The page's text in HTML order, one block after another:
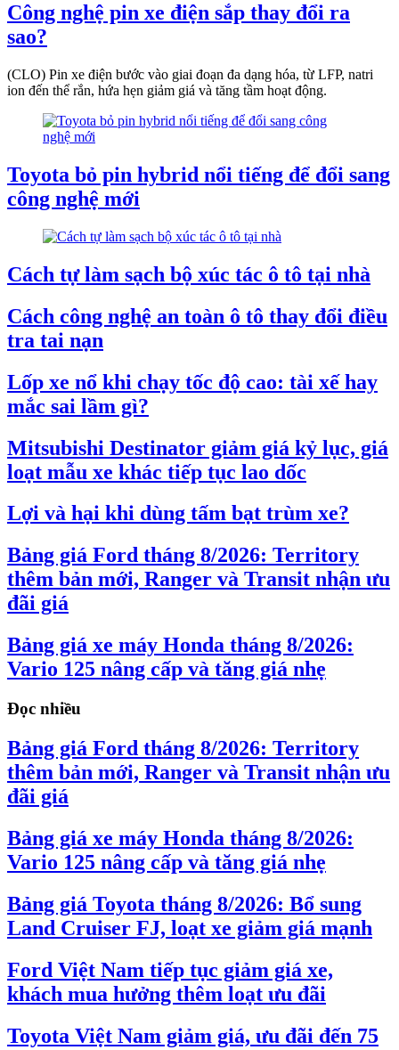
Công nghệ pin xe điện sắp thay đổi ra
sao?
(CLO) Pin xe điện bước vào giai đoạn đa dạng hóa, từ LFP, natri
ion đến thể rắn, hứa hẹn giảm giá và tăng tầm hoạt động.
Toyota bỏ pin hybrid nổi tiếng để đổi sang
công nghệ mới
Cách tự làm sạch bộ xúc tác ô tô tại nhà
Cách công nghệ an toàn ô tô thay đổi điều
tra tai nạn
Lốp xe nổ khi chạy tốc độ cao: tài xế hay
mắc sai lầm gì?
Mitsubishi Destinator giảm giá kỷ lục, giá
loạt mẫu xe khác tiếp tục lao dốc
Lợi và hại khi dùng tấm bạt trùm xe?
Bảng giá Ford tháng 8/2026: Territory
thêm bản mới, Ranger và Transit nhận ưu
đãi giá
Bảng giá xe máy Honda tháng 8/2026:
Vario 125 nâng cấp và tăng giá nhẹ
Đọc nhiều
Bảng giá Ford tháng 8/2026: Territory
thêm bản mới, Ranger và Transit nhận ưu
đãi giá
Bảng giá xe máy Honda tháng 8/2026:
Vario 125 nâng cấp và tăng giá nhẹ
Bảng giá Toyota tháng 8/2026: Bổ sung
Land Cruiser FJ, loạt xe giảm giá mạnh
Ford Việt Nam tiếp tục giảm giá xe,
khách mua hưởng thêm loạt ưu đãi
Toyota Việt Nam giảm giá, ưu đãi đến 75